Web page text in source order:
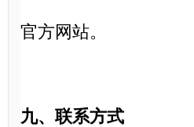
官方网站。
九、联系方式